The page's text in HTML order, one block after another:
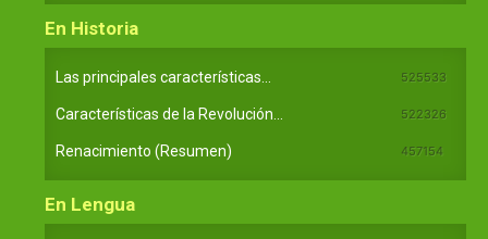
En Historia
Las principales características... 525533
Características de la Revolución... 522326
Renacimiento (Resumen) 457154
En Lengua